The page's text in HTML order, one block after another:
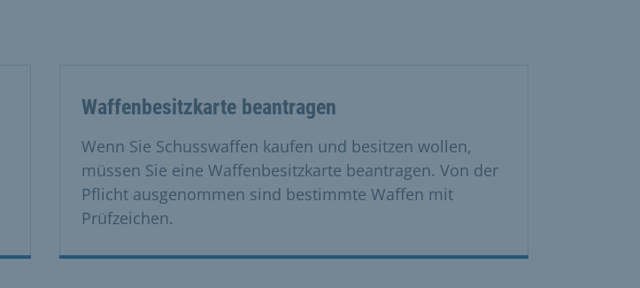
Waffenbesitzkarte beantragen
Wenn Sie Schusswaffen kaufen und besitzen wollen,
müssen Sie eine Waffenbesitzkarte beantragen. Von der
Pflicht ausgenommen sind bestimmte Waffen mit
Prüfzeichen.